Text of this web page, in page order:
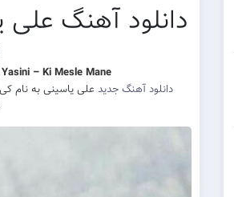
دانلود آهنگ
– Ki Mesle Mane
دانلود آهنگ جدید